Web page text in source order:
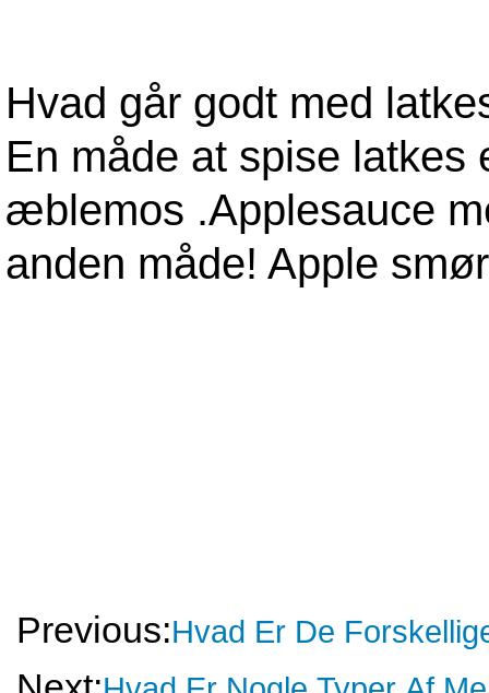
Hvad går godt med
En måde at spise latkes
æblemos .Applesauce
anden måde! Apple
Previous:Hvad Er De